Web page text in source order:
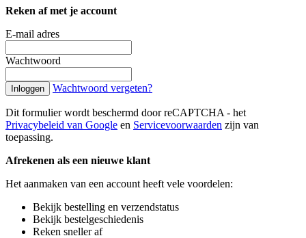
Reken af met je account
E-mail adres
Wachtwoord
Inloggen Wachtwoord vergeten?
Dit formulier wordt beschermd door reCAPTCHA - het
Privacybeleid van Google en Servicevoorwaarden zijn van
toepassing.
Afrekenen als een nieuwe klant
Het aanmaken van een account heeft vele voordelen:
Bekijk bestelling en verzendstatus
Bekijk bestelgeschiedenis
Reken sneller af